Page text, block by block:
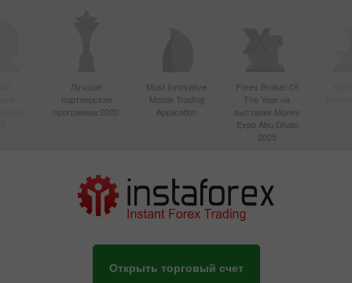
Лучшая
партнерская
программа 2020
Most Innovative
Mobile Trading
Application
Forex Broker Of
The Year на
выставке Money
Expo Abu Dhabi
2025
Открыть торговый счет